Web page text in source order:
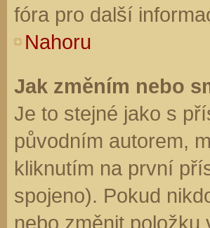
fóra pro další
Nahoru
Jak změním nebo
Je to stejné jako s
původním autorem,
kliknutím na první
spojeno). Pokud
nebo změnit